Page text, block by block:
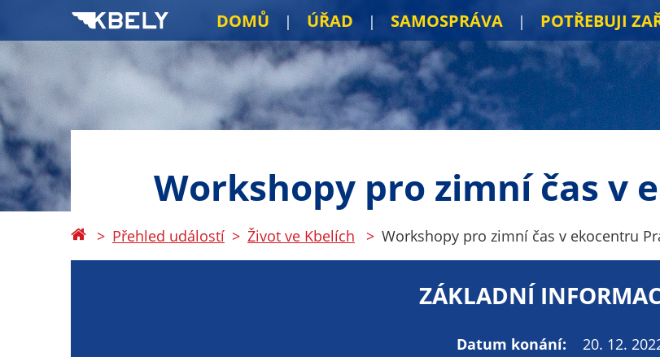
DOMŮ ÚŘAD SAMOSPRÁVA POTŘEBUJI
Workshopy pro zimní čas v
Přehled událostí Život ve Kbelích Workshopy pro zimní čas v ekocentru
ZÁKLADNÍ
Datum konání:
20. 12.